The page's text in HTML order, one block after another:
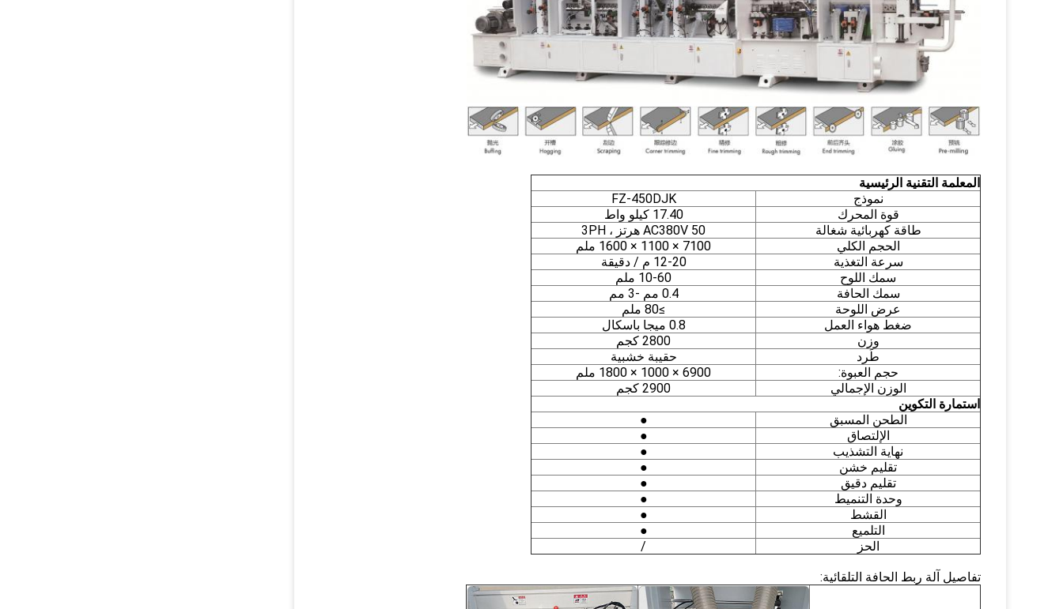
المعلمة التقنية الرئيسية
نموذج
FZ-450DJK
قوة المحرك
17.40 كيلو واط
طاقة كهربائية شغالة
AC380V 50 هرتز ، 3PH
الحجم الكلي
7100 × 1100 × 1600 ملم
سرعة التغذية
12-20 م / دقيقة
سمك اللوح
10-60 ملم
سمك الحافة
0.4 مم -3 مم
عرض اللوحة
≥80 ملم
ضغط هواء العمل
0.8 ميجا باسكال
وزن
2800 كجم
طَرد
حقيبة خشبية
حجم العبوة:
6900 × 1000 × 1800 ملم
الوزن الإجمالي
2900 كجم
استمارة التكوين
الطحن المسبق
●
الإلتصاق
●
نهاية التشذيب
●
تقليم خشن
●
تقليم دقيق
●
وحدة التنميط
●
القشط
●
التلميع
●
الحز
/
تفاصيل آلة ربط الحافة التلقائية: